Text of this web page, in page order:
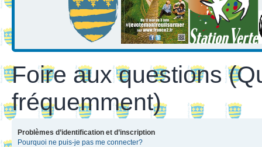
Foire aux questions
fréquemment)
Problèmes d’identification et d’inscription
Pourquoi ne puis-je pas me connecter?